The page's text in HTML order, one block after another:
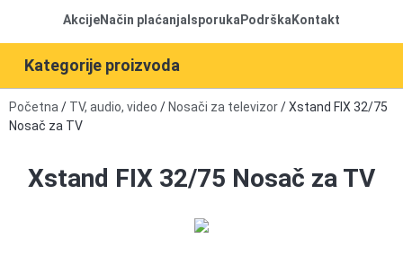
Kategorije proizvoda
AkcijeNačin plaćanja Isporuka Podrška Kontakt
Početna / TV, audio, video / Nosači za televizor/ Xstand FIX 32/75
Nosač za TV
Xstand FIX 32/75 Nosač za TV